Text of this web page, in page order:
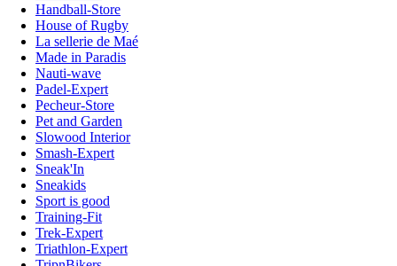
Handball-Store
House of Rugby
La sellerie de Maé
Made in Paradis
Nauti-wave
Padel-Expert
Pecheur-Store
Pet and Garden
Slowood Interior
Smash-Expert
Sneak'In
Sneakids
Sport is good
Training-Fit
Trek-Expert
Triathlon-Expert